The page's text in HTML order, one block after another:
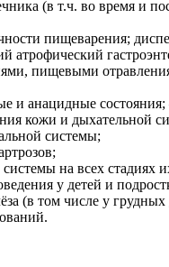
(в т.ч. во время и
пищеварения;
атрофический
пищевыми
и анацидные
кожи и дыхательной
системы;
на всех стадиях
у детей и
(в том числе у грудных